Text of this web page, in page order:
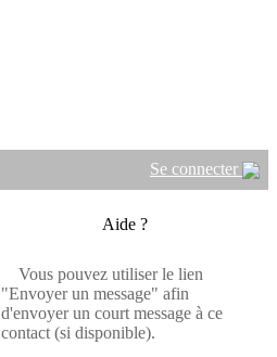
Se connecter
Aide ?
Vous pouvez utiliser le lien
"Envoyer un message" afin
d'envoyer un court message à ce
contact (si disponible).